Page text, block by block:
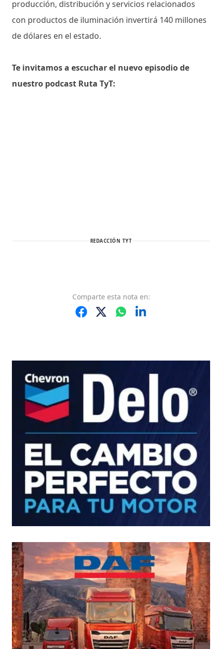
producción, distribución y servicios relacionados
con productos de iluminación invertirá 140 millones
de dólares en el estado.
Te invitamos a escuchar el nuevo episodio de
nuestro podcast Ruta TyT:
REDACCIÓN TYT
Comparte esta nota en: